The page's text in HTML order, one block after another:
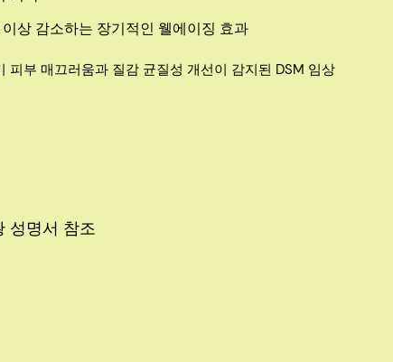
상 감소하는 장기적인 웰에이징 효과
피부 매끄러움과 질감 균질성 개선이 감지된 DSM 임상
성명서 참조